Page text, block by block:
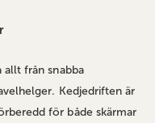
från snabba
Kedjedriften är
för både skärmar